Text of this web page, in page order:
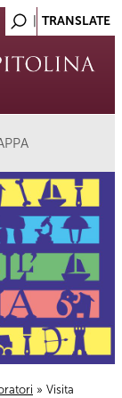
» Visita